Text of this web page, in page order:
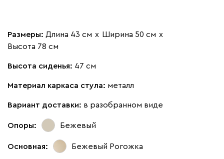
Размеры: Длина 43 см х Ширина 50 см х
Высота 78 см
Высота сиденья: 47 см
Материал каркаса стула: металл
Вариант доставки: в разобранном виде
Опоры: Бежевый
Основная: Бежевый Рогожка